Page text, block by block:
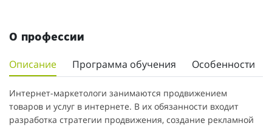
О профессии
Описание Программа обучения Особенности
Интернет-маркетологи занимаются продвижением
товаров и услуг в интернете. В их обязанности входит
разработка стратегии продвижения, создание рекламной